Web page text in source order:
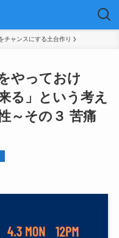
チャンスにする土台作り
やっておけ
る」という考え
～その３ 苦痛